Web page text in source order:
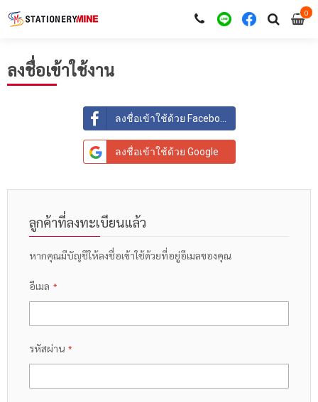
00
ลงชื่อเข้าใช้งาน
ลงชื่อเข้าใช้ด้วย Facebook
ลงชื่อเข้าใช้ด้วย Google
ลูกค้าที่ลงทะเบียนแล้ว
หากคุณมีบัญชีให้ลงชื่อเข้าใช้ด้วยที่อยู่อีเมลของคุณ
อีเมล
รหัสผ่าน